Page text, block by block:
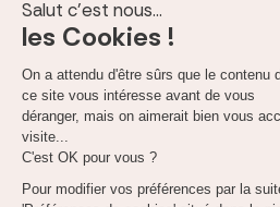
Rapatriement
en cas de décès
NC
Les garanties d'assistance ne sont
toujours complètes et/ou disponibles
communication de l'assureur. Si tel
obtenir davantage d'informations